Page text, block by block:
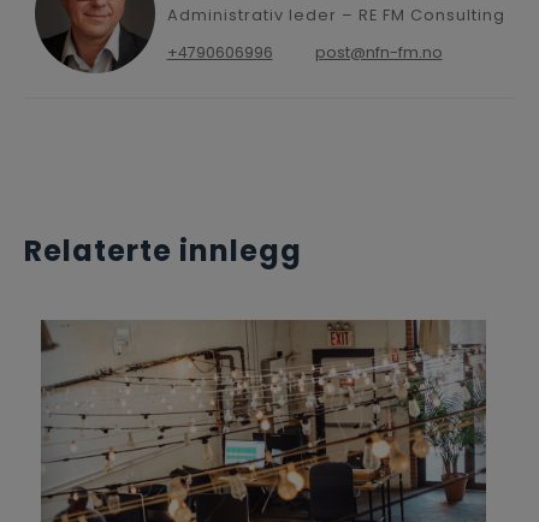
Administrativ leder – RE FM Consulting
+4790606996
post@nfn-fm.no
Relaterte innlegg